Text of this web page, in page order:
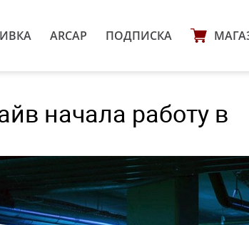
ARCAP ПОДПИСКА
начала работу в